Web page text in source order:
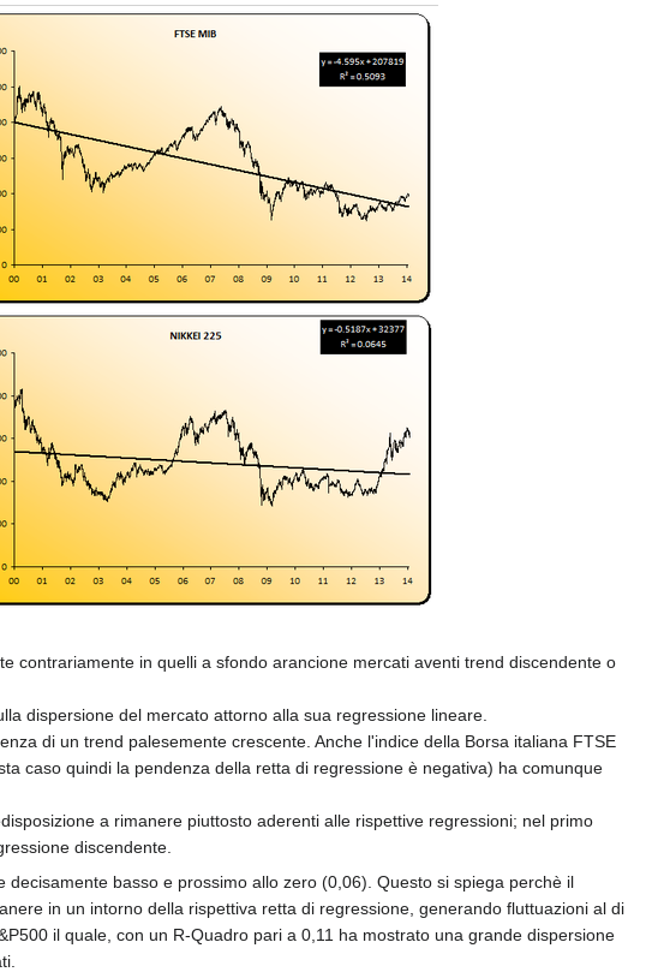
contrariamente in quelli a sfondo arancione mercati aventi trend discendente o
dispersione del mercato attorno alla sua regressione lineare.
di un trend palesemente crescente. Anche l'indice della Borsa italiana FTSE
caso quindi la pendenza della retta di regressione è negativa) ha comunque
a rimanere piuttosto aderenti alle rispettive regressioni; nel primo
discendente.
basso e prossimo allo zero (0,06). Questo si spiega perchè il
in un intorno della rispettiva retta di regressione, generando fluttuazioni al di
il quale, con un R-Quadro pari a 0,11 ha mostrato una grande dispersione